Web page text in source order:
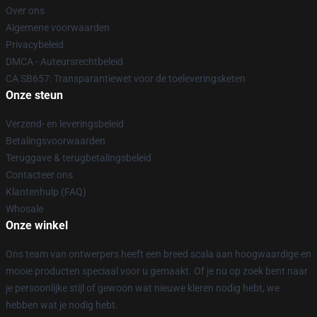
Over ons
Algemene voorwaarden
Privacybeleid
DMCA - Auteursrechtbeleid
CA SB657: Transparantiewet voor de toeleveringsketen
Onze steun
Verzend- en leveringsbeleid
Betalingsvoorwaarden
Teruggave & terugbetalingsbeleid
Contacteer ons
Klantenhulp (FAQ)
Whosale
Onze winkel
Ons team van ontwerpers heeft een breed scala aan hoogwaardige en
mooie producten speciaal voor u gemaakt. Of je nu op zoek bent naar
je persoonlijke stijl of gewoon wat nieuwe kleren nodig hebt, we
hebben wat je nodig hebt.